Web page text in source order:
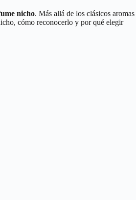
nicho. Más allá de los clásicos aromas
cómo reconocerlo y por qué elegir